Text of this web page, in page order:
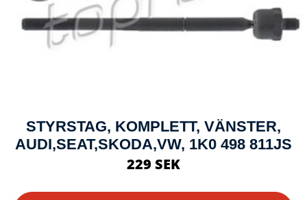
STYRSTAG, KOMPLETT, VÄNSTER,
AUDI,SEAT,SKODA,VW, 1K0 498 811JS
229 SEK